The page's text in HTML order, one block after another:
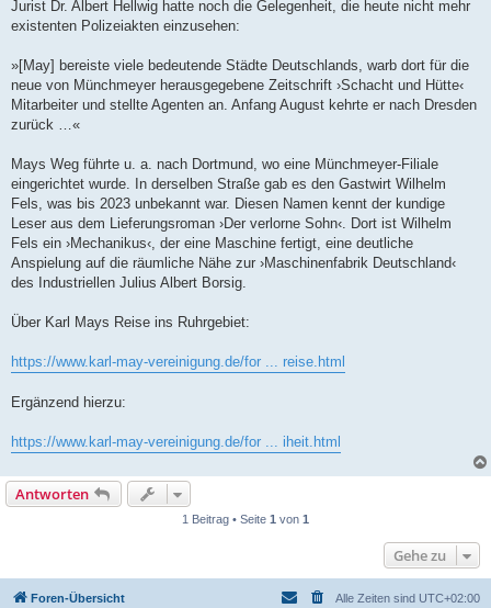
a
Jurist Dr. Albert Hellwig hatte noch die Gelegenheit, die heute nicht mehr
existenten Polizeiakten einzusehen:
»[May] bereiste viele bedeutende Städte Deutschlands, warb dort für die
neue von Münchmeyer herausgegebene Zeitschrift ›Schacht und Hütte‹
Mitarbeiter und stellte Agenten an. Anfang August kehrte er nach Dresden
zurück …«
Mays Weg führte u. a. nach Dortmund, wo eine Münchmeyer-Filiale
eingerichtet wurde. In derselben Straße gab es den Gastwirt Wilhelm
Fels, was bis 2023 unbekannt war. Diesen Namen kennt der kundige
Leser aus dem Lieferungsroman ›Der verlorne Sohn‹. Dort ist Wilhelm
Fels ein ›Mechanikus‹, der eine Maschine fertigt, eine deutliche
Anspielung auf die räumliche Nähe zur ›Maschinenfabrik Deutschland‹
des Industriellen Julius Albert Borsig.
Über Karl Mays Reise ins Ruhrgebiet:
https://www.karl-may-vereinigung.de/for ... reise.html
Ergänzend hierzu:
https://www.karl-may-vereinigung.de/for ... iheit.html
Antworten
1 Beitrag • Seite 1 von 1
Gehe zu
Foren-Übersicht Alle Zeiten sind UTC+02:00